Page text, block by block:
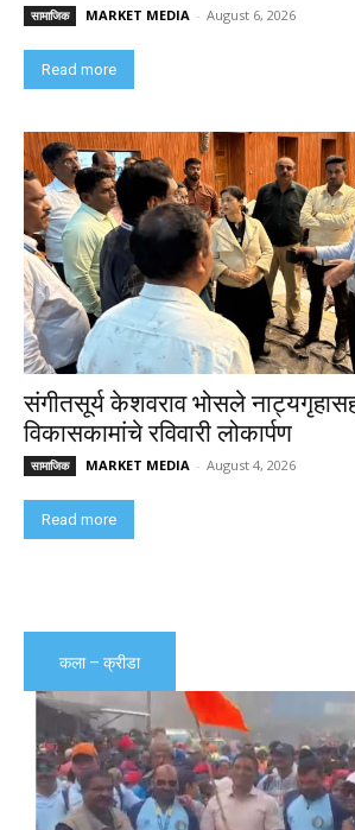
सामाजिक MARKET MEDIA - August 6, 2026
Read more
संगीतसूर्य केशवराव भोसले
विकासकामांचे रविवारी लोकार्पण
सामाजिक MARKET MEDIA - August 4, 2026
Read more
कला – क्रीडा